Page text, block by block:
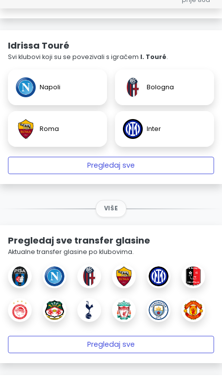
Idrissa Touré
Svi klubovi koji su se povezivali s igračem I. Touré.
Napoli Bologna
Roma Inter
Pregledaj sve
VIŠE
Pregledaj sve transfer glasine
Aktualne transfer glasine po klubovima.
Pregledaj sve